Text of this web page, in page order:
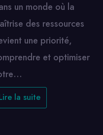
un monde où la
des ressources
une priorité,
et optimiser
la suite